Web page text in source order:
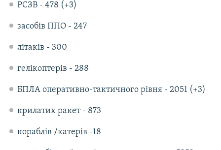
РСЗВ - 478 (+3)
засобів ППО - 247
літаків - 300
гелікоптерів - 288
БПЛА оперативно-тактичного рівня - 2051 (+3)
крилатих ракет - 873
кораблів /катерів -18